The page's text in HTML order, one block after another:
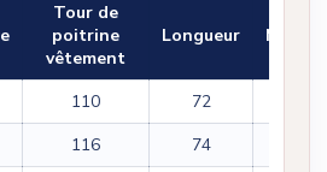
Tour de
poitrine
vêtement
Longueur
110 72
116 74